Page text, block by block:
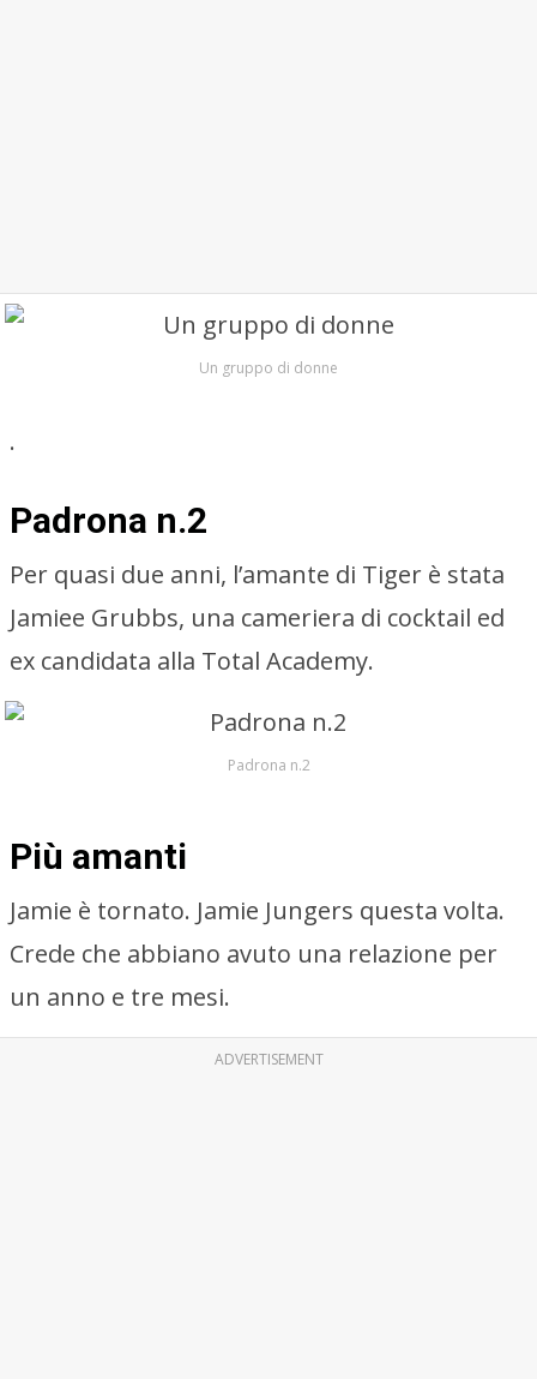
Un gruppo di donne
.
Padrona n.2
Per quasi due anni, l’amante di Tiger è stata
Jamiee Grubbs, una cameriera di cocktail ed
ex candidata alla Total Academy.
Padrona n.2
Più amanti
Jamie è tornato. Jamie Jungers questa volta.
Crede che abbiano avuto una relazione per
un anno e tre mesi.
ADVERTISEMENT